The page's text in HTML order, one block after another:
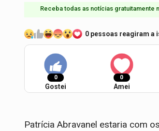
Receba todas as notícias gratuitamente
0 pessoas reagiram a
0
Gostei
0
Amei
Patrícia Abravanel estaria com